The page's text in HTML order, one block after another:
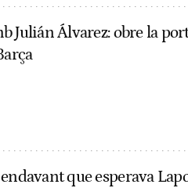
Julián Álvarez: obre la
que esperava